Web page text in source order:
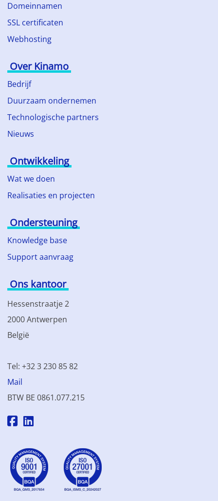
Domeinnamen
SSL certificaten
Webhosting
Over Kinamo
Bedrijf
Duurzaam ondernemen
Technologische partners
Nieuws
Ontwikkeling
Wat we doen
Realisaties en projecten
Ondersteuning
Knowledge base
Support aanvraag
Ons kantoor
Hessenstraatje 2
2000 Antwerpen
België
Tel: +32 3 230 85 82
Mail
BTW BE 0861.077.215